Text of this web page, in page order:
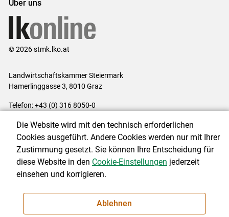
Über uns
© 2026 stmk.lko.at
Landwirtschaftskammer Steiermark
Hamerlinggasse 3, 8010 Graz
Telefon: +43 (0) 316 8050-0
Impressum|Kontakt|Datenschutzerklärung|Barrierefreiheit|
Cookie-Einstellungen
NEWSLETTER
Die Website wird mit den technisch erforderlichen
Cookies ausgeführt. Andere Cookies werden nur mit Ihrer
Zustimmung gesetzt. Sie können Ihre Entscheidung für
diese Website in den Cookie-Einstellungen jederzeit
einsehen und korrigieren.
Ablehnen